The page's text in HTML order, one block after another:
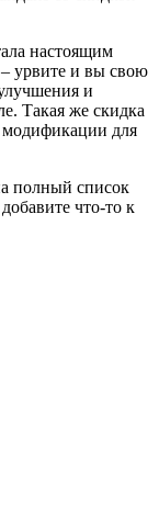
настоящим
урвите и вы свою
и
Такая же скидка
модификации для
полный список
что-то к